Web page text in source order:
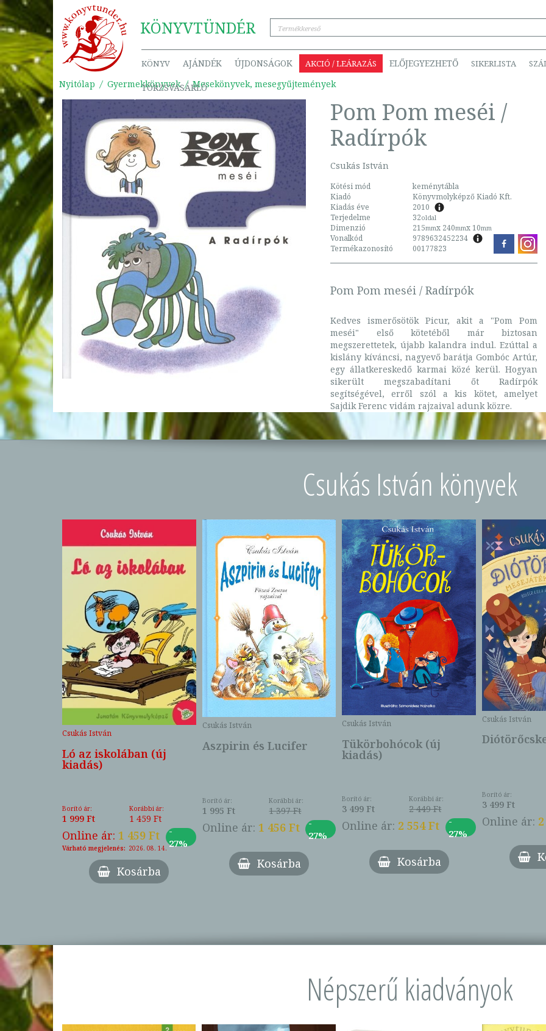
KÖNYVTÜNDÉR
KÖNYV AJÁNDÉK ÚJDONSÁGOK AKCIÓ / LEÁRAZÁS ELŐJEGYEZHETŐ SIKERLISTA
TÖRZSVÁSÁRLÓ
Nyitólap Gyermekkönyvek Mesekönyvek, mesegyűjtemények
Pom Pom meséi /
Radírpók
Csukás István
Kötési mód
keménytábla
Kiadó
Könyvmolyképző Kiadó Kft.
Kiadás éve
2010
Terjedelme
32oldal
Dimenzió 215mmx 240mmx 10mm
Vonalkód
9789632452234
Termékazonosító
00177823
Pom Pom meséi / Radírpók
Kedves ismerősötök Picur, akit a "Pom Pom
meséi" első kötetéből már biztosan
megszerettetek, újabb kalandra indul. Ezúttal a
kislány kíváncsi, nagyevő barátja Gombóc Artúr,
egy állatkereskedő karmai közé kerül. Hogyan
sikerült megszabadítani őt Radírpók
segítségével, erről szól a kis kötet, amelyet
Sajdik Ferenc vidám rajzaival adunk közre.
Csukás István könyvek
Csukás István
Ló az iskolában (új
kiadás)
Borító ár:
1 999 Ft
Korábbi ár:
1 459 Ft
Online ár: 1 459 Ft
-
27%
Várható megjelenés: 2026. 08. 14.
Kosárba
Csukás István
Aszpirin és Lucifer
Borító ár:
1 995 Ft
Korábbi ár:
1 397 Ft
Online ár: 1 456 Ft
-
27%
Kosárba
Csukás István
Tükörbohócok (új
kiadás)
Borító ár:
3 499 Ft
Korábbi ár:
2 449 Ft
Online ár: 2 554 Ft
-
27%
Kosárba
Csukás István
Borító ár:
3 499 Ft
Online ár:
Népszerű kiadványok